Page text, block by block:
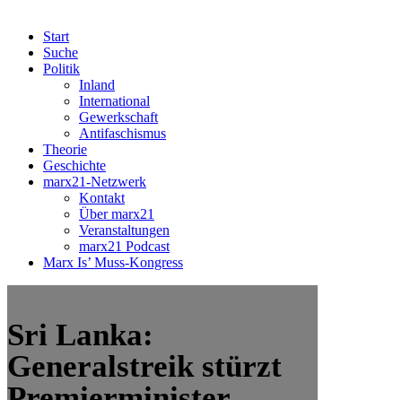
Start
Suche
Politik
Inland
International
Gewerkschaft
Antifaschismus
Theorie
Geschichte
marx21-Netzwerk
Kontakt
Über marx21
Veranstaltungen
marx21 Podcast
Marx Is’ Muss-Kongress
Sri Lanka:
Generalstreik stürzt